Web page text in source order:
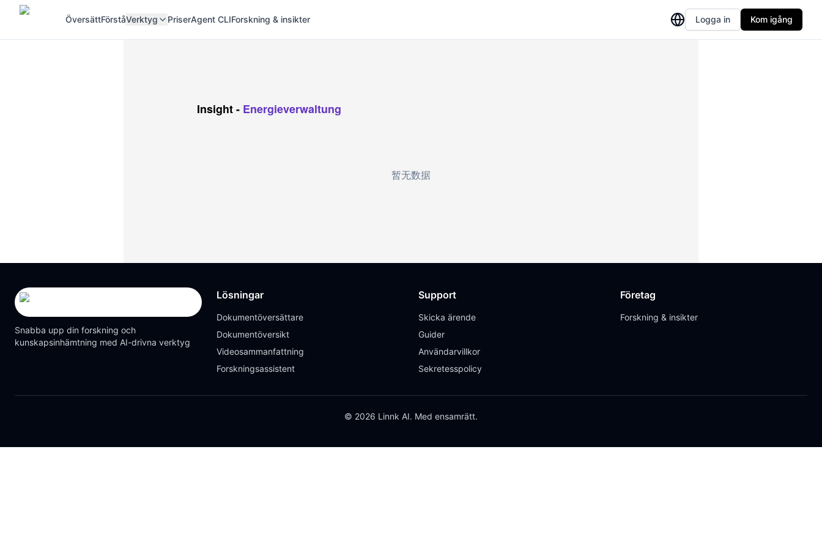
ÖversättFörståVerktyg PriserAgent CLIForskning & insikter Logga in Kom igång
Insight- Energieverwaltung
暂无数据
Snabba upp din forskning och
kunskapsinhämtning med AI-drivna verktyg
Lösningar
Dokumentöversättare
Dokumentöversikt
Videosammanfattning
Forskningsassistent
Support
Skicka ärende
Guider
Användarvillkor
Sekretesspolicy
Företag
Forskning & insikter
© 2026 Linnk AI. Med ensamrätt.